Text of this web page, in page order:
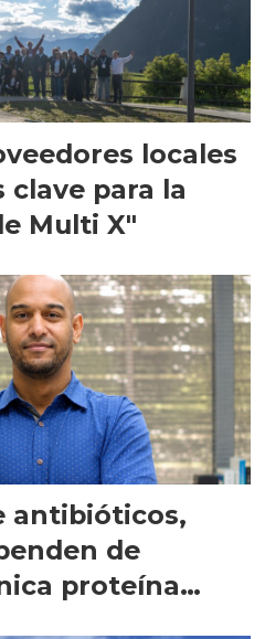
locales
para la
Multi X"
antibióticos,
de
proteína